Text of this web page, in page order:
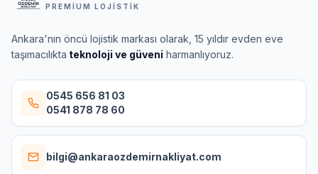
PREMIUM LOJISTIK
Ankara'nın öncü lojistik markası olarak, 15 yıldır evden eve
taşımacılıkta teknoloji ve güveni harmanlıyoruz.
0545 656 81 03
0541 878 78 60
bilgi@ankaraozdemirnakliyat.com